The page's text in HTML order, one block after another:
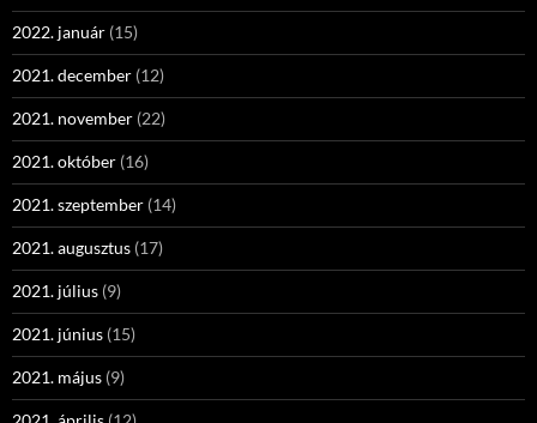
2022. január (15)
2021. december (12)
2021. november (22)
2021. október (16)
2021. szeptember (14)
2021. augusztus (17)
2021. július (9)
2021. június (15)
2021. május (9)